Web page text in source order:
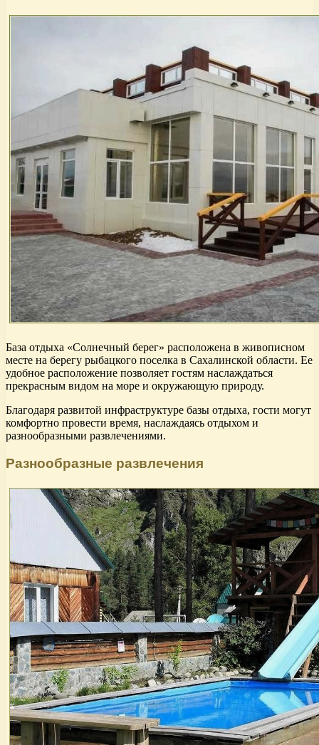
База отдыха «Солнечный берег» расположена в живописном
месте на берегу рыбацкого поселка в Сахалинской области. Ее
удобное расположение позволяет гостям наслаждаться
прекрасным видом на море и окружающую природу.
Благодаря развитой инфраструктуре базы отдыха, гости могут
комфортно провести время, наслаждаясь отдыхом и
разнообразными развлечениями.
Разнообразные развлечения